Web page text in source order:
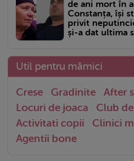
de ani mort în
Constanța, își
privit
și-a dat ultima
Util pentru mămici
Crese Gradinite After
Locuri de joaca
Club
Activitati copii
Clinici
Agentii bone